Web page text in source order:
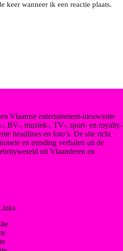
keer wanneer ik een reactie plaats.
Vlaamse entertainment-nieuwssite
, BV-, muziek-, TV-, sport- en royalty-
headlines en foto’s. De site richt
en trending verhalen uit de
uit Vlaanderen en